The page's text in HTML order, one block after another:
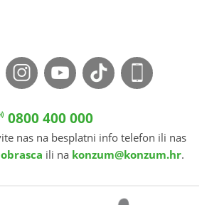
0800 400 000
nas na besplatni info telefon ili nas
obrasca ili na konzum@konzum.hr.